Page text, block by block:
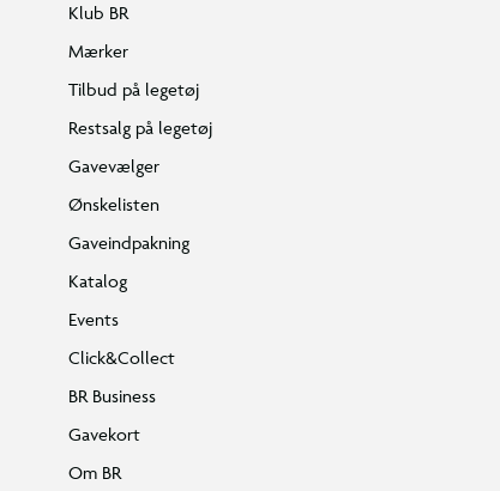
Klub BR
Mærker
Tilbud på legetøj
Restsalg på legetøj
Gavevælger
Ønskelisten
Gaveindpakning
Katalog
Events
Click&Collect
BR Business
Gavekort
Om BR